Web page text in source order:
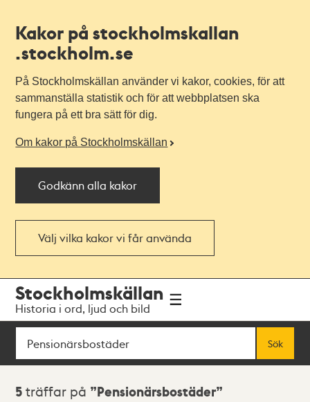
Kakor på stockholmskallan
.stockholm.se
På Stockholmskällan använder vi kakor, cookies, för att
sammanställa statistik och för att webbplatsen ska
fungera på ett bra sätt för dig.
Om kakor på Stockholmskällan
Godkänn alla kakor
Välj vilka kakor vi får använda
navigationen
huvudinnehållet
Stockholmskällan
Historia i ord, ljud och bild
Sök
Sök
Sökresultat
5 träffar på Pensionärsbostäder